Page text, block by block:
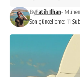
Son güncelleme: 11
ByFatih Ilhan-